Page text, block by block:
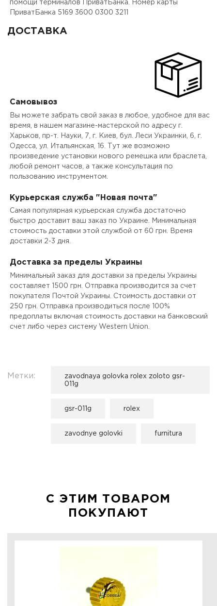
помощи терминалов ПриватБанка. Номер карты
ПриватБанка 5169 3600 0300 3211
ДОСТАВКА
Самовывоз
Вы можете забрать свой заказ в любое, удобное для вас
время, в нашем магазине-мастерской по адресу г.
Харьков, пр-т. Науки, 7, г. Киев, бул. Леси Украинки, 6, г.
Одесса, ул. Итальянская, 16. Тут же возможно
произведение установки нового ремешка или браслета,
любой ремонт часов, а также консультация по
пользованию инструментом.
Курьерская служба "Новая почта"
Самая популярная курьерская служба достаточно
быстро доставит ваш заказ по Украине. Минимальная
стоимость доставки этой службой от 60 грн. Время
доставки 2-3 дня.
Доставка за пределы Украины
Минимальный заказ для доставки за пределы Украины
составляет 1500 грн. Отправка производится за счет
покупателя Почтой Украины. Стоимость доставки от
250 грн. Отправка производиться после 100%
предоплаты включая стоимость доставки на банковский
счет либо через систему Western Union.
Метки:
zavodnaya golovka rolex zoloto gsr-
011g
gsr-011g rolex
zavodnye golovki furnitura
С ЭТИМ ТОВАРОМ
ПОКУПАЮТ